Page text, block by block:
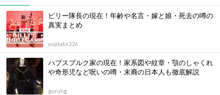
ビリー隊長の現在！年齢や名言・嫁と娘・死去の噂の
真実まとめ
yujitake226
ハプスブルク家の現在！家系図や紋章・顎のしゃくれ
や奇形児など呪いの噂・末裔の日本人も徹底解説
gurung